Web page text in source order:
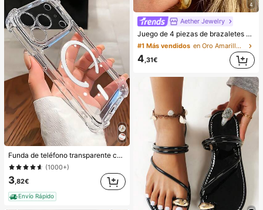
Funda de teléfono transparente con absorción magnética a prueba de golpes, compatible con iPhone 17 Pro Max/17 Pro/17 Air/17/16 Pro Max/16 Pro/16 Plus/16 E/16/15 Pro Max/15 Pro/15 Plus/15/14 Pro Max/14 Pro/14 Plus/14/13 Pro Max/13/13 Pro/13 Mini/12 Pro Max/12/12 Pro/12 Mini/11/11 Pro/11 Pro Max/Xs/X/Xr/Xs Max/7 Plus/8 Plus/7g/8g, esquinas a prueba de golpes, compatible con, regalo de primavera, cumpleaños, profesional, vuelta al colegio
(1000+)
3,82€
Envío Rápido
4
Aether Jewelry
Juego de 4 piezas de brazaletes de oreja minimalistas con circonita cúbica - Se pueden apilar, sin necesidad de perforación, adecuado para uso diario en la oficina (Juego de 4 piezas, no 4 pares), regalo para ella
#1 Más vendidos en Oro Amarillo Pendientes De Mujer
4 ,31€